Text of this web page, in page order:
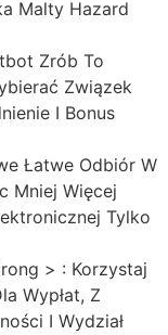
Malty Hazard
Zrób To
Związek
I Bonus
Łatwe Odbiór W
Mniej Więcej
Tylko
> : Korzystaj
Wypłat, Z
I Wydział